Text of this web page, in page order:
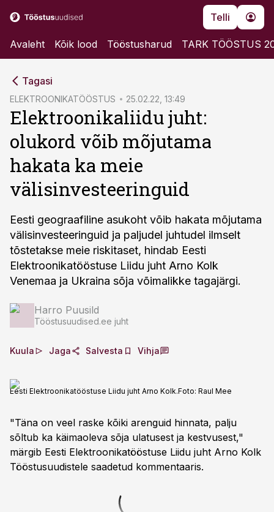
Telli
Avaleht Kõik lood Tööstusharud TARK TÖÖSTUS
Tagasi
ELEKTROONIKATÖÖSTUS 25.02.22, 13:49
Elektroonikaliidu juht:
olukord võib mõjutama
hakata ka meie
välisinvesteeringuid
Eesti geograafiline asukoht võib hakata mõjutama
välisinvesteeringuid ja paljudel juhtudel ilmselt
tõstetakse meie riskitaset, hindab Eesti
Elektroonikatööstuse Liidu juht Arno Kolk
Venemaa ja Ukraina sõja võimalikke tagajärgi.
Harro Puusild
Tööstusuudised.ee juht
Kuula Jaga Salvesta Vihja
Eesti Elektroonikatööstuse Liidu juht Arno Kolk.Foto: Raul Mee
"Täna on veel raske kõiki arenguid hinnata, palju
sõltub ka käimaoleva sõja ulatusest ja kestvusest,"
märgib Eesti Elektroonikatööstuse Liidu juht Arno Kolk
Tööstusuudistele saadetud kommentaaris.